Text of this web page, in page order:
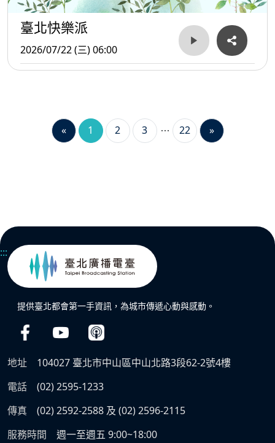
臺北快樂派
2026/07/22 (三) 06:00
« 1 2 3 22 »
:::
提供臺北都會第一手資訊，為城市傳遞心動與感動。
地址
104027 臺北市中山區中山北路3段62-2號4樓
電話
(02) 2595-1233
傳真
(02) 2592-2588 及 (02) 2596-2115
服務時間
週一至週五 9:00~18:00